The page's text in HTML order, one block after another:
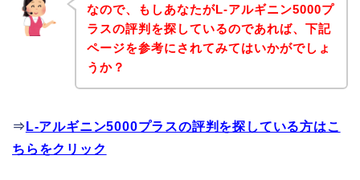
なので、もしあなたがL-アルギニン5000プ
ラスの評判を探しているのであれば、下記
ページを参考にされてみてはいかがでしょ
うか？
⇒ L-アルギニン5000プラスの評判を探している方はこ
ちらをクリック